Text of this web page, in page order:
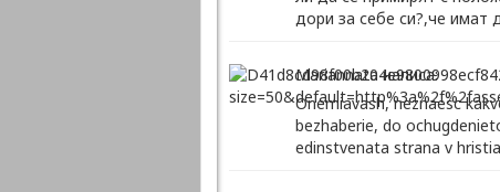
дори за себе си?,че имат
Mariannata написа:
Onemiavash, neznaesc
bezhaberie, do
edinstvenata strana v